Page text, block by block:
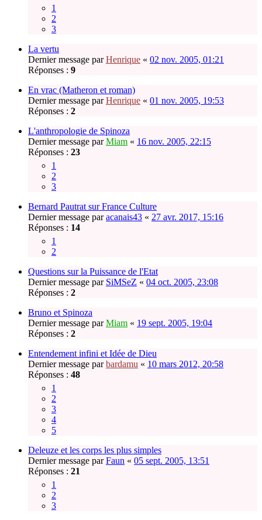
1
2
3
La vertu
Dernier message parHenrique « 02 nov. 2005, 01:21
Réponses : 9
En vrac (Matheron et roman)
Dernier message parHenrique « 01 nov. 2005, 19:53
Réponses : 2
L'anthropologie de Spinoza
Dernier message parMiam « 16 nov. 2005, 22:15
Réponses : 23
1
2
3
Bernard Pautrat sur France Culture
Dernier message paracanais43 « 27 avr. 2017, 15:16
Réponses : 14
1
2
Questions sur la Puissance de l'Etat
Dernier message par SiMSeZ « 04 oct. 2005, 23:08
Réponses : 2
Bruno et Spinoza
Dernier message parMiam « 19 sept. 2005, 19:04
Réponses : 2
Entendement infini et Idée de Dieu
Dernier message parbardamu « 10 mars 2012, 20:58
Réponses : 48
1
2
3
4
5
Deleuze et les corps les plus simples
Dernier message parFaun « 05 sept. 2005, 13:51
Réponses : 21
1
2
3